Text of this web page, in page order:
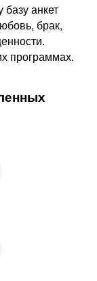
анкет
брак,
программах.